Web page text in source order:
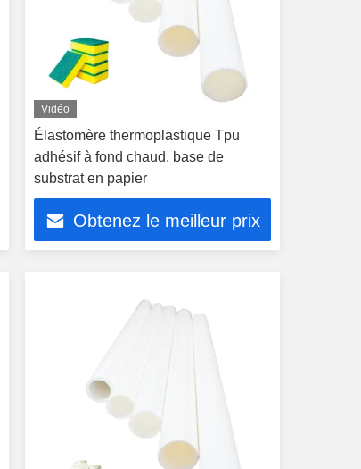
Vidéo
Élastomère thermoplastique Tpu
adhésif à fond chaud, base de
substrat en papier
Obtenez le meilleur prix